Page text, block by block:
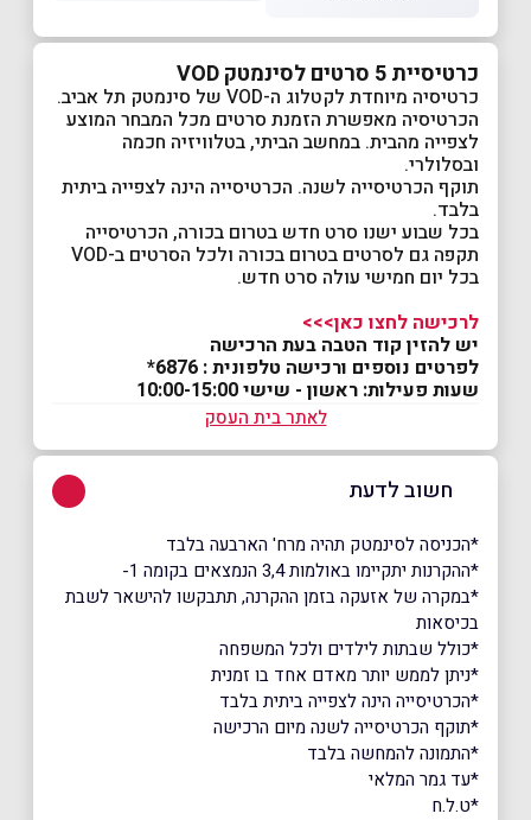
כרטיסיית 5 סרטים לסינמטק VOD
כרטיסיה מיוחדת לקטלוג ה-VOD של סינמטק תל אביב.
הכרטיסיה מאפשרת הזמנת סרטים מכל המבחר המוצע
לצפייה מהבית. במחשב הביתי, בטלוויזיה חכמה
ובסלולרי.
תוקף הכרטיסייה לשנה. הכרטיסייה הינה לצפייה ביתית
בלבד.
בכל שבוע ישנו סרט חדש בטרום בכורה, הכרטיסייה
תקפה גם לסרטים בטרום בכורה ולכל הסרטים ב-VOD
בכל יום חמישי עולה סרט חדש.
לרכישה לחצו כאן>>>
יש להזין קוד הטבה בעת הרכישה
לפרטים נוספים ורכישה טלפונית : 6876*
שעות פעילות: ראשון - שישי 10:00-15:00
לאתר בית העסק
חשוב לדעת
*הכניסה לסינמטק תהיה מרח' הארבעה בלבד
*ההקרנות יתקיימו באולמות 3,4 הנמצאים בקומה 1-
*במקרה של אזעקה בזמן ההקרנה, תתבקשו להישאר לשבת
בכיסאות
*כולל שבתות לילדים ולכל המשפחה
*ניתן לממש יותר מאדם אחד בו זמנית
*הכרטיסייה הינה לצפייה ביתית בלבד
*תוקף הכרטיסייה לשנה מיום הרכישה
*התמונה להמחשה בלבד
*עד גמר המלאי
*ט.ל.ח